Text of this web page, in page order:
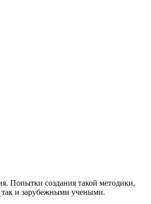
Попытки создания такой методики,
так и зарубежными учеными.